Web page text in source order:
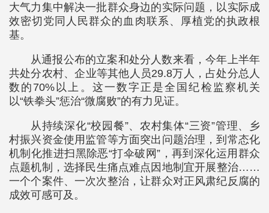
大气力集中解决一批群众身边的实际问题，以实际成
效密切党同人民群众的血肉联系、厚植党的执政根
基。
从通报公布的立案和处分人数来看，今年上半年
共处分农村、企业等其他人员29.8万人，占处分总人
数的70%以上。这一数字正是全国纪检监察机关
以“铁拳头”惩治“微腐败”的有力见证。
从持续深化“校园餐”、农村集体“三资”管理、乡
村振兴资金使用监管等方面突出问题治理，到常态化
机制化推进扫黑除恶“打伞破网”，再到深化运用群众
点题机制，选择民生痛点难点因地制宜开展整治……
一个个案件、一次次整治，让群众对正风肃纪反腐的
成效可感可及。